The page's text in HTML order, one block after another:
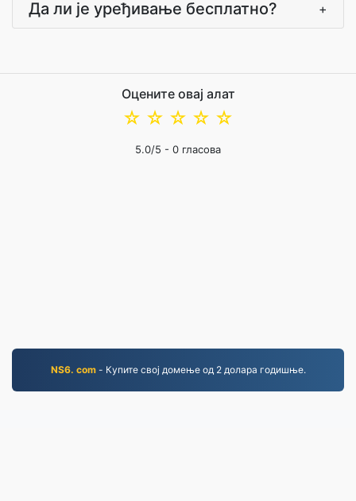
Да ли је уређивање бесплатно? +
Оцените овај алат
☆
☆
☆
☆
☆
5.0/5 - 0 гласова
NS6. com- Купите свој домење од 2 долара годишње.